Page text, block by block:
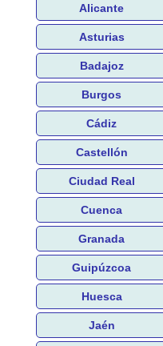
Alicante
Asturias
Badajoz
Burgos
Cádiz
Castellón
Ciudad Real
Cuenca
Granada
Guipúzcoa
Huesca
Jaén